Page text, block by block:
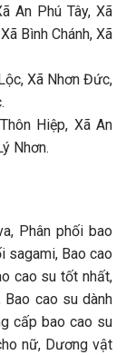
An Phú Tây, Xã
Bình Chánh, Xã
Xã Nhơn Đức,
Hiệp, Xã An
Nhơn.
Phân phối bao
sagami, Bao cao
cao su tốt nhất,
cao su dành
cấp bao cao su
nữ, Dương vật